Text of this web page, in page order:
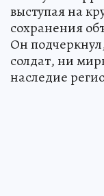
выступая на
сохранения
Он
солдат, ни
наследие